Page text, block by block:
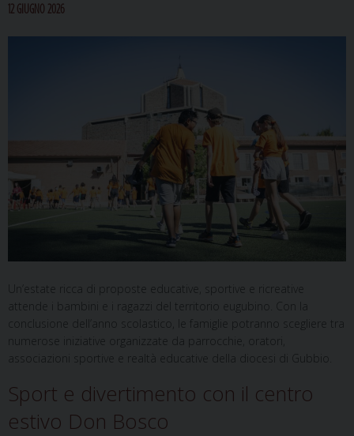
12 GIUGNO 2026
Un’estate ricca di proposte educative, sportive e ricreative
attende i bambini e i ragazzi del territorio eugubino. Con la
conclusione dell’anno scolastico, le famiglie potranno scegliere tra
numerose iniziative organizzate da parrocchie, oratori,
associazioni sportive e realtà educative della diocesi di Gubbio.
Sport e divertimento con il centro
estivo Don Bosco